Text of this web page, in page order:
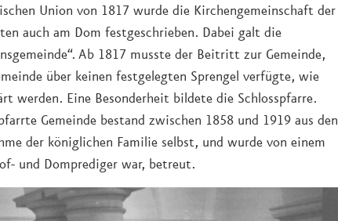
Union von 1817 wurde die Kirchengemeinschaft der
auch am Dom festgeschrieben. Dabei galt die
Ab 1817 musste der Beitritt zur Gemeinde,
über keinen festgelegten Sprengel verfügte, wie
werden. Eine Besonderheit bildete die Schlosspfarre.
Gemeinde bestand zwischen 1858 und 1919 aus den
der königlichen Familie selbst, und wurde von einem
und Domprediger war, betreut.